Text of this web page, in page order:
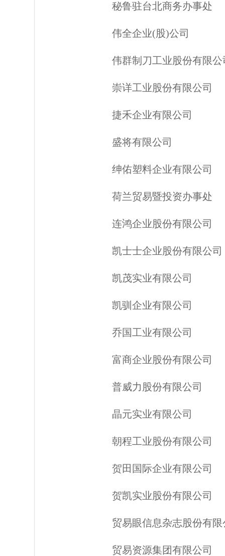
秘鲁驻台北商务办事处
伟全企业(股)公司
伟群制刀工业股份有限公
崇详工业股份有限公司
捷禾企业有限公司
盛将有限公司
绅佑塑料企业有限公司
荷兰贸易暨投资办事处
连鸿企业股份有限公司
凯士士企业股份有限公司
凯茂实业有限公司
凯驯企业有限公司
乔国工业有限公司
富商企业股份有限公司
普威力股份有限公司
晶元实业有限公司
朝程工业股份有限公司
贺田国际企业有限公司
贺凯实业股份有限公司
贸易眼信息杂志股份有限
贸易资源集团有限公司